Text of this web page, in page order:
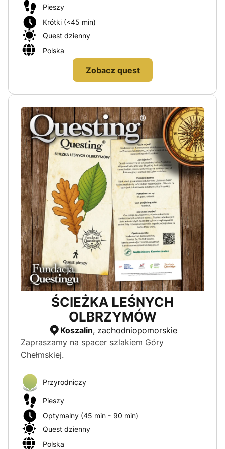
Pieszy
Krótki (<45 min)
Quest dzienny
Polska
Zobacz quest
ŚCIEŻKA LEŚNYCH
OLBRZYMÓW
Koszalin, zachodniopomorskie
Zapraszamy na spacer szlakiem Góry
Chełmskiej.
Przyrodniczy
Pieszy
Optymalny (45 min - 90 min)
Quest dzienny
Polska